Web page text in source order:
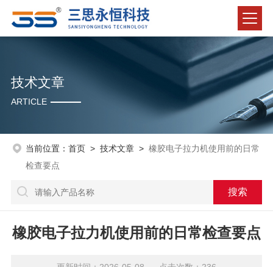
技术文章
ARTICLE
当前位置： 首页> 技术文章> 橡胶电子拉力机使用前的日常
检查要点
橡胶电子拉力机使用前的日常检查要点